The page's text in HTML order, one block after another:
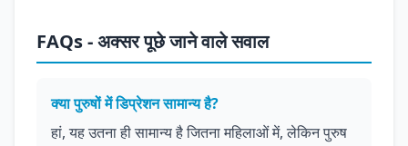
FAQs - अक्सर पूछे जाने वाले सवाल
क्या पुरुषों में डिप्रेशन सामान्य है?
हां, यह उतना ही सामान्य है जितना महिलाओं में, लेकिन पुरुष